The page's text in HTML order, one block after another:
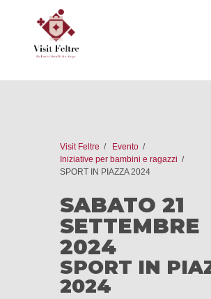
Visit Feltre
Evento
Iniziative per bambini e ragazzi
SPORT IN PIAZZA 2024
SABATO 21
SETTEMBRE
2024
SPORT IN
2024